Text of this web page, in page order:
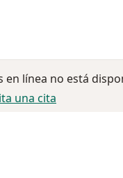
en línea no está
una cita